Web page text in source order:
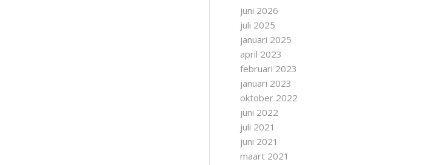
juni 2026
juli 2025
januari 2025
april 2023
februari 2023
januari 2023
oktober 2022
juni 2022
juli 2021
juni 2021
maart 2021